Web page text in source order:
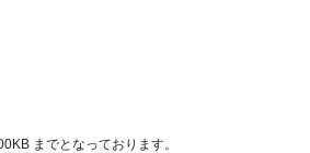
までとなっております。